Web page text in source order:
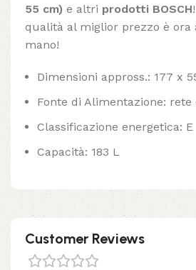
55 cm) e altri prodotti BOSCH
qualità al miglior prezzo è ora
mano!
Dimensioni appross.: 177 x
Fonte di Alimentazione:
Classificazione energetica: E
Capacità: 183 L
Customer Reviews